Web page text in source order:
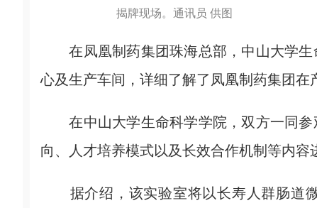
揭牌现场。通讯员 供图
在凤凰制药集团珠海总部，中山大学生
心及生产车间，详细了解了凤凰制药集团在
在中山大学生命科学学院，双方一同参
向、人才培养模式以及长效合作机制等内容
据介绍，该实验室将以长寿人群肠道微